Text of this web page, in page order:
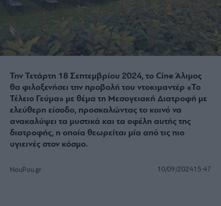
Την Τετάρτη 18 Σεπτεμβρίου 2024, το Cine Άλιμος
θα φιλοξενήσει την προβολή του ντοκιμαντέρ «Το
Τέλειο Γεύμα» με θέμα τη Μεσογειακή Διατροφή με
ελεύθερη είσοδο, προσκαλώντας το κοινό να
ανακαλύψει τα μυστικά και τα οφέλη αυτής της
διατροφής, η οποία θεωρείται μία από τις πιο
υγιεινές στον κόσμο.
NouPou.gr 10/09/202415:47